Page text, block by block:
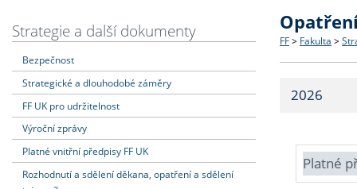
Dozvědět se více
Struktura
Strategie
Fakultní
Podat přihlášku
Co
Učitelské
Dozvědět se více
Dozvědět se více
O vědě a
Dozvědět se více
Aktuální
Strategie a další dokumenty
Bezpečnost
Strategické a dlouhodobé záměry
FF UK pro udržitelnost
Výroční zprávy
Platné vnitřní předpisy FF UK
Rozhodnutí a sdělení děkana, opatření a sdělení
FF > Fakulta >
2026
Platné